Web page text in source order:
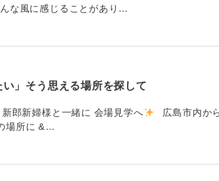
な風に感じることがあり…
い」そう思える場所を探して
郎新婦様と一緒に 会場見学へ
広島市内か
場所に &…